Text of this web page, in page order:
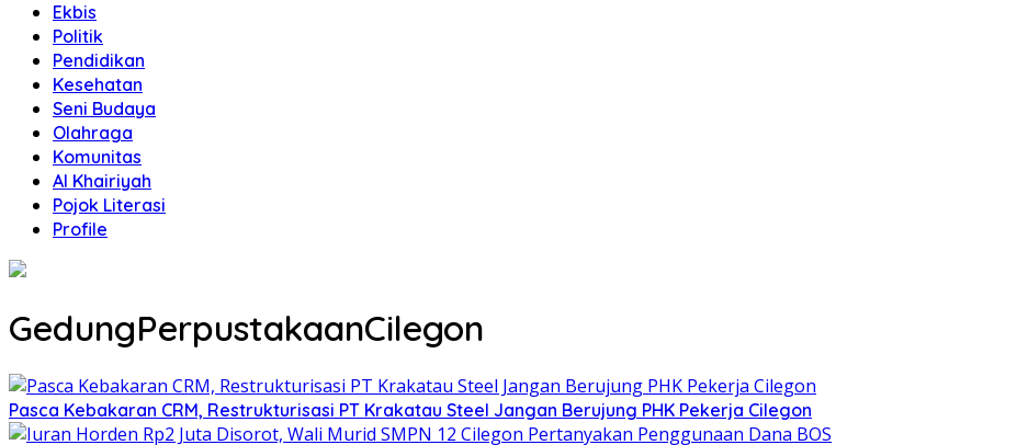
Ekbis
Politik
Pendidikan
Kesehatan
Seni Budaya
Olahraga
Komunitas
Al Khairiyah
Pojok Literasi
Profile
GedungPerpustakaanCilegon
Pasca Kebakaran CRM, Restrukturisasi PT Krakatau Steel Jangan Berujung PHK Pekerja Cilegon